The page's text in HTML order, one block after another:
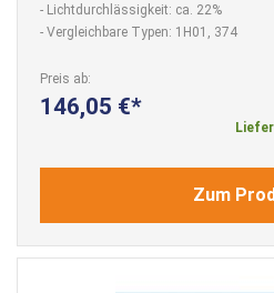
- Lichtdurchlässigkeit: ca. 22%
- Vergleichbare Typen: 1H01, 374
Preis ab
146,05 €
Zum